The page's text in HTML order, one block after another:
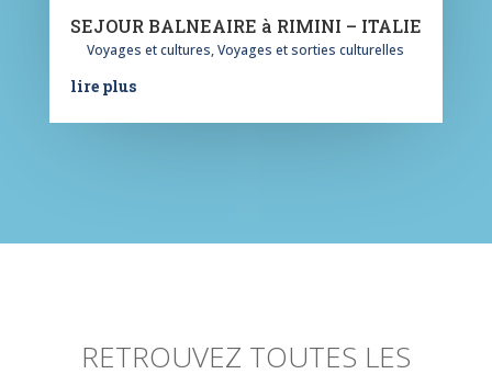
SEJOUR BALNEAIRE à RIMINI – ITALIE
Voyages et cultures,Voyages et sorties culturelles
lire plus
RETROUVEZ TOUTES LES